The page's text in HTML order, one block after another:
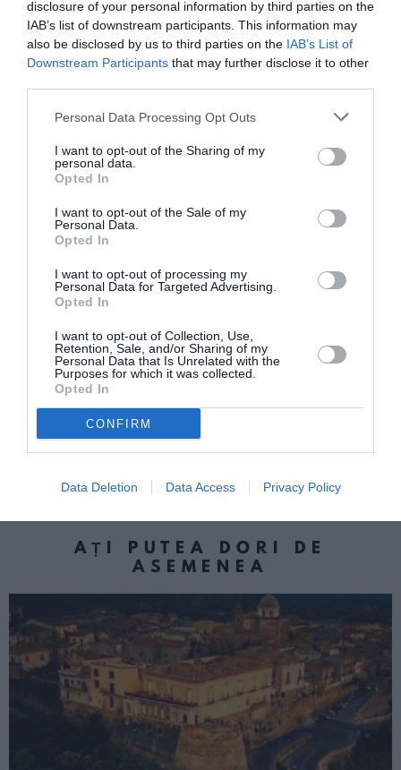
disclosure of your personal information by third parties on the
IAB’s list of downstream participants. This information may
also be disclosed by us to third parties on the IAB’s List of
Downstream Participants that may further disclose it to other
Personal Data Processing Opt Outs
I want to opt-out of the Sharing of my
personal data.
Opted In
I want to opt-out of the Sale of my
Personal Data.
Opted In
I want to opt-out of processing my
Personal Data for Targeted Advertising.
Opted In
I want to opt-out of Collection, Use,
Retention, Sale, and/or Sharing of my
Personal Data that Is Unrelated with the
Purposes for which it was collected.
Opted In
CONFIRM
Data Deletion Data Access Privacy Policy
părintelui Vladimir şi al întregii comunităţi ortodoxe,
vă întreb pe dvs. Excelenţă dacă există posibilitatea
de a putea găsi împreună un loc pentru necesităţile
credincioşilor. O biserică, sau o împărţire de spaţii
religioase, poate puţin exploatate, ar putea fi o
soluţie care să nu deranjeze sensibilitatea nimănui.
Cred că o asemenea atingere a obiectivului nu poate
comunitate udineză ca exemplu pentru o cale a păcii
şi a împărtăşirii religioase atât de utile în aceste
momente de incertitudine la nivel social".
more
Articolul anterior
Cu camionul în piciorul podului
Următorul articol
Sportul, apa şi somnul, regulile de
frumuseţe ale lui Jojo
AȚI PUTEA DORI DE
ASEMENEA